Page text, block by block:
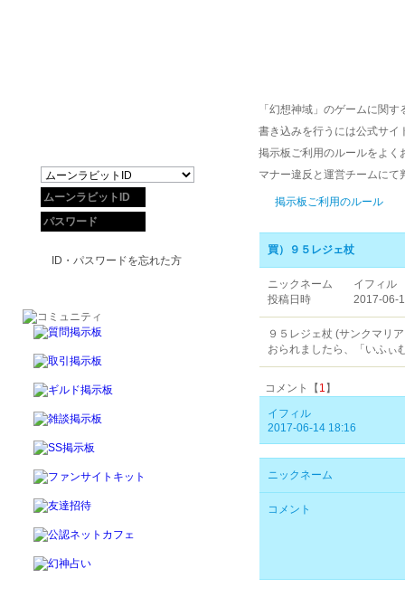
「幻想神域」のゲームに関
書き込みを行うには公式サイ
掲示板ご利用のルールをよ
マナー違反と運営チームに
掲示板ご利用のルール
買）９５レジェ杖
ニックネーム
イフィル
投稿日時
2017-06-
９５レジェ杖 (サンクマリ
おられましたら、「いふぃ
コメント【 1 】
イフィル
2017-06-14 18:16
ニックネーム
コメント
ID・パスワードを忘れた方